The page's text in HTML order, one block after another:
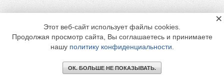
Этот веб-сайт использует файлы cookies.
Продолжая просмотр сайта, Вы соглашаетесь и принимаете
нашу политику конфиденциальности
ОК. БОЛЬШЕ НЕ ПОКАЗЫВАТЬ.
×